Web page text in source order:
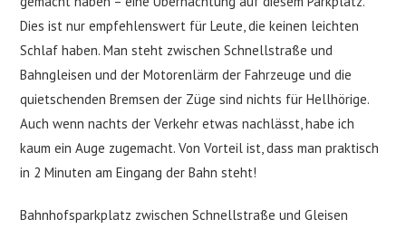
Dies ist nur empfehlenswert für Leute, die keinen leichten
Schlaf haben. Man steht zwischen Schnellstraße und
Bahngleisen und der Motorenlärm der Fahrzeuge und die
quietschenden Bremsen der Züge sind nichts für Hellhörige.
Auch wenn nachts der Verkehr etwas nachlässt, habe ich
kaum ein Auge zugemacht. Von Vorteil ist, dass man praktisch
in 2 Minuten am Eingang der Bahn steht!
Bahnhofsparkplatz zwischen Schnellstraße und Gleisen